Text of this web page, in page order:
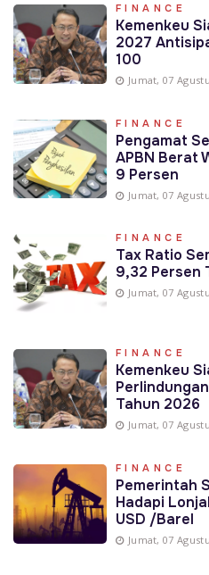
FINANCE
Kemenkeu
2027
100
Jumat, 07
FINANCE
Pengamat
APBN Berat
9 Persen
Jumat, 07
FINANCE
Tax Ratio
9,32 Persen
Jumat, 07
FINANCE
Kemenkeu
Tahun 2026
Jumat, 07
FINANCE
Pemerintah
Hadapi
USD /Barel
Jumat, 07